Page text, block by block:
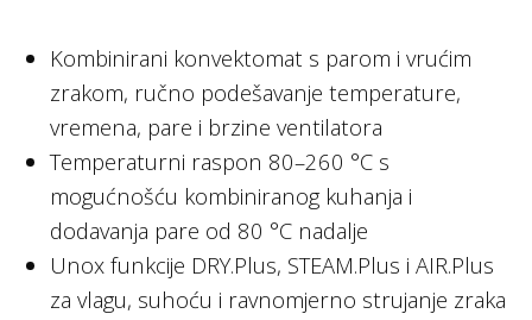
Kombinirani konvektomat s parom i vrućim
zrakom, ručno podešavanje temperature,
vremena, pare i brzine ventilatora
Temperaturni raspon 80–260 °C s
mogućnošću kombiniranog kuhanja i
dodavanja pare od 80 °C nadalje
Unox funkcije DRY.Plus, STEAM.Plus i AIR.Plus
za vlagu, suhoću i ravnomjerno strujanje zraka